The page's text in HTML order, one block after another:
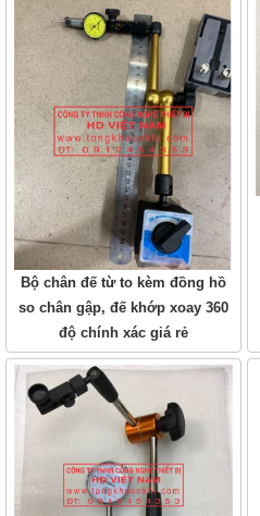
Bộ chân đế từ to kèm đồng hồ
so chân gập, đế khớp xoay 360
độ chính xác giá rẻ